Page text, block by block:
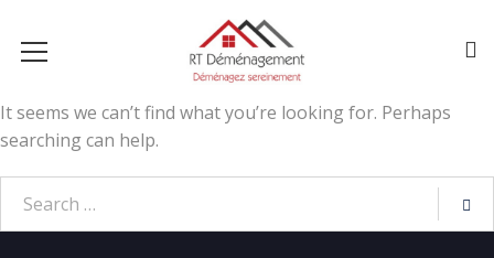
It seems we can’t find what you’re looking for. Perhaps
searching can help.